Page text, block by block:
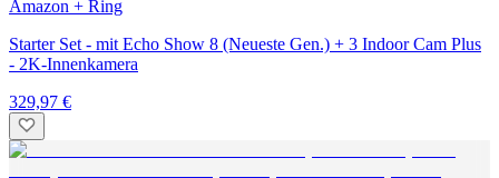
Amazon + Ring
Starter Set - mit Echo Show 8 (Neueste Gen.) + 3 Indoor Cam Plus
- 2K-Innenkamera
329,97 €